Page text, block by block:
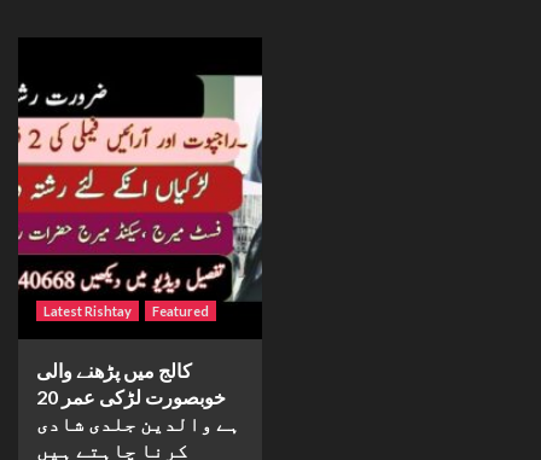
Latest Rishtay Featured
کالج میں پڑھنے والی
خوبصورت لڑکی عمر 20
ہے والدین جلدی شادی
کرنا چاہتے ہیں